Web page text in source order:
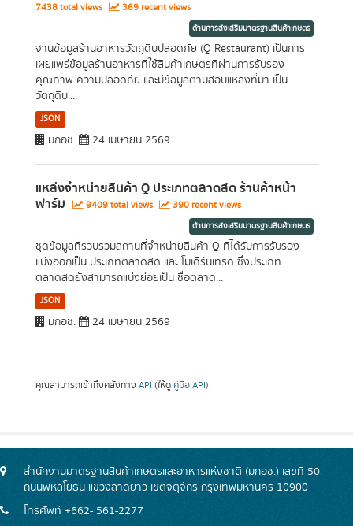
7438 total views 369 recent views
ด้านการส่งเสริมมาตรฐานสินค้าเกษตร
ฐานข้อมูลร้านอาหารวัตถุดิบปลอดภัย (Q Restaurant) เป็นการ
เผยแพร่ข้อมูลร้านอาหารที่ใช้สินค้าเกษตรที่ผ่านการรับรอง
คุณภาพ ความปลอดภัย และมีข้อมูลตามสอบแหล่งที่มา เป็น
วัตถุดิบ...
JSON
มกอช. 24 เมษายน 2569
แหล่งจำหน่ายสินค้า Q ประเภทตลาดสด ร้านค้าหน้า
ฟาร์ม 9409 total views 390 recent views
ด้านการส่งเสริมมาตรฐานสินค้าเกษตร
ชุดข้อมูลที่รวบรวมสถานที่จำหน่ายสินค้า Q ที่ได้รับการรับรอง
แบ่งออกเป็น ประเภทตลาดสด และ โมเดิร์นเทรด ซึ่งประเภท
ตลาดสดยังสามารถแบ่งย่อยเป็น ชื่อตลาด...
JSON
มกอช. 24 เมษายน 2569
คุณสามารถเข้าถึงคลังทาง API (ให้ดู คู่มือ API).
สำนักงานมาตรฐานสินค้าเกษตรและอาหารแห่งชาติ (มกอช.) เลขที่ 50
ถนนพหลโยธิน แขวงลาดยาว เขตจตุจักร กรุงเทพมหานคร 10900
โทรศัพท์ +662- 561-2277